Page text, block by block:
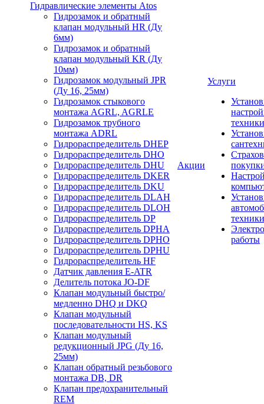
Гидравлические элементы Atos
Гидрозамок и обратный
клапан модульный HR (Ду
6мм)
Гидрозамок и обратный
клапан модульный KR (Ду
10мм)
Гидрозамок модульный JPR
(Ду 16, 25мм)
Гидрозамок стыкового
монтажа AGRL, AGRLE
Гидрозамок трубного
монтажа ADRL
Гидрораспределитель DHEP
Гидрораспределитель DHO
Гидрораспределитель DHU
Гидрораспределитель DKER
Гидрораспределитель DKU
Гидрораспределитель DLAH
Гидрораспределитель DLOH
Гидрораспределитель DP
Гидрораспределитель DPHA
Гидрораспределитель DPHO
Гидрораспределитель DPHU
Гидрораспределитель HF
Датчик давления E-ATR
Делитель потока JO-DF
Клапан модульный быстро/
медленно DHQ и DKQ
Клапан модульный
последовательности HS, KS
Клапан модульный
редукционный JPG (Ду 16,
25мм)
Клапан обратный резьбового
монтажа DB, DR
Клапан предохранительный
REM
Акции
Услуги
техники
техники
работы